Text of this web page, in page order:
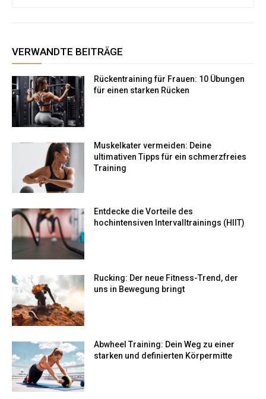
VERWANDTE BEITRÄGE
Rückentraining für Frauen: 10 Übungen
für einen starken Rücken
Muskelkater vermeiden: Deine
ultimativen Tipps für ein schmerzfreies
Training
Entdecke die Vorteile des
hochintensiven Intervalltrainings (HIIT)
Rucking: Der neue Fitness-Trend, der
uns in Bewegung bringt
Abwheel Training: Dein Weg zu einer
starken und definierten Körpermitte